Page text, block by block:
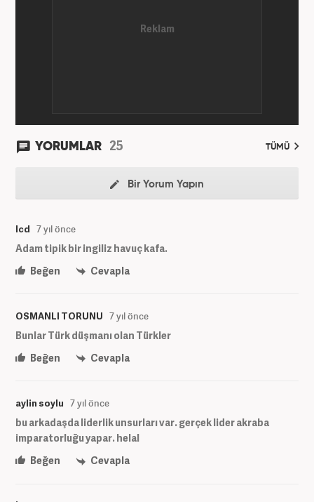
YORUMLAR 25 TÜMÜ
Bir Yorum Yapın
lcd 7 yıl önce
Adam tipik bir ingiliz havuç kafa.
Beğen
Cevapla
OSMANLI TORUNU 7 yıl önce
Bunlar Türk düşmanı olan Türkler
Beğen
Cevapla
aylin soylu 7 yıl önce
bu arkadaşda liderlik unsurları var. gerçek lider akraba
imparatorluğu yapar. helal
Beğen
Cevapla